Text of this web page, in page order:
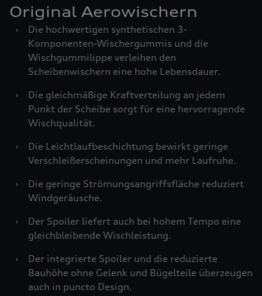
Original Aerowischern
›
Die hochwertigen synthetischen 3-
Komponenten-Wischergummis und die
Wischgummilippe verleihen den
Scheibenwischern eine hohe Lebensdauer.
›
Die gleichmäßige Kraftverteilung an jedem
Punkt der Scheibe sorgt für eine hervorragende
Wischqualität.
›
Die Leichtlaufbeschichtung bewirkt geringe
Verschleißerscheinungen und mehr Laufruhe.
›
Die geringe Strömungsangriffsfläche reduziert
Windgeräusche.
›
Der Spoiler liefert auch bei hohem Tempo eine
gleichbleibende Wischleistung.
›
Der integrierte Spoiler und die reduzierte
Bauhöhe ohne Gelenk und Bügelteile überzeugen
auch in puncto Design.